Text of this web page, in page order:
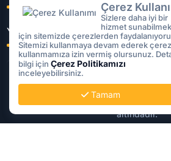
Yazılar
Tüm işlemleriniz256Bit
SSL
altındadır.
Çerez
Sizlere daha iyi bir
hizmet sunabilmek
için sitemizde çerezlerden
Sitemizi kullanmaya devam ederek
kullanmamıza izin vermiş olursunuz.
bilgi için Çerez Politikamızı
inceleyebilirsiniz.
Tamam